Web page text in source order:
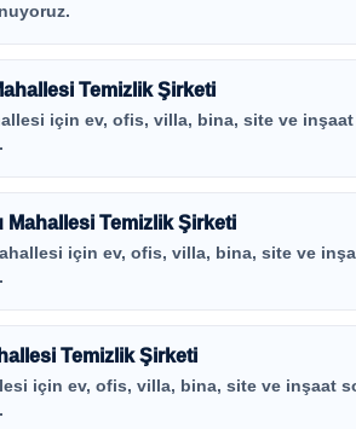
Temizlik Şirketi
için ev, ofis, villa, bina, site ve inşaat
Temizlik Şirketi
için ev, ofis, villa, bina, site ve
Temizlik Şirketi
için ev, ofis, villa, bina, site ve inşaat